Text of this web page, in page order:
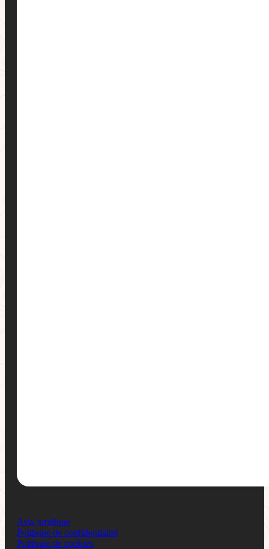
Avis juridique
Politique de confidentialité
Politique de cookies